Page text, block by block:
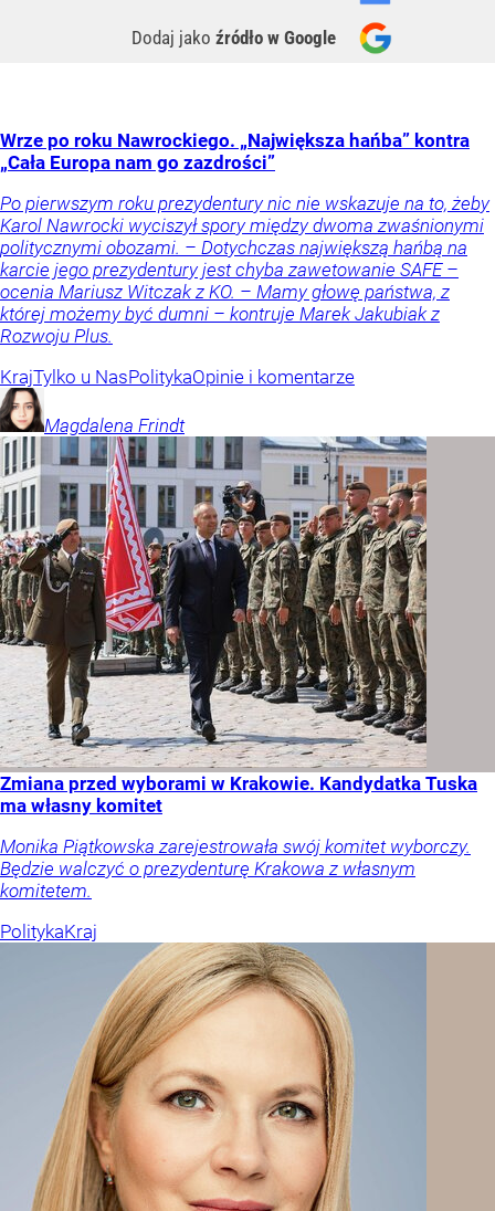
Dodaj jako źródło w Google
Wrze po roku Nawrockiego. „Największa hańba” kontra
„Cała Europa nam go zazdrości”
Po pierwszym roku prezydentury nic nie wskazuje na to, żeby
Karol Nawrocki wyciszył spory między dwoma zwaśnionymi
politycznymi obozami. – Dotychczas największą hańbą na
karcie jego prezydentury jest chyba zawetowanie SAFE –
ocenia Mariusz Witczak z KO. – Mamy głowę państwa, z
której możemy być dumni – kontruje Marek Jakubiak z
Rozwoju Plus.
KrajTylko u NasPolitykaOpinie i komentarze
Magdalena Frindt
Zmiana przed wyborami w Krakowie. Kandydatka Tuska
ma własny komitet
Monika Piątkowska zarejestrowała swój komitet wyborczy.
Będzie walczyć o prezydenturę Krakowa z własnym
komitetem.
PolitykaKraj